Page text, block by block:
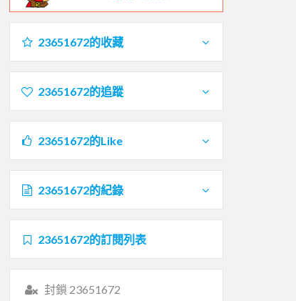
23651672的收藏
23651672的追蹤
23651672的Like
23651672的紀錄
23651672的訂閱列表
封鎖 23651672